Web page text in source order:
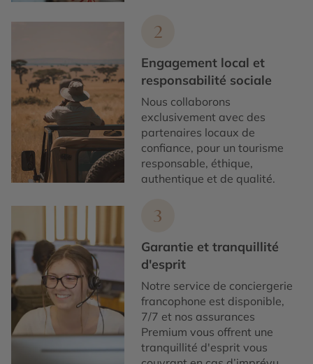
2
Engagement local et
responsabilité sociale
Nous collaborons
exclusivement avec des
partenaires locaux de
confiance, pour un tourisme
responsable, éthique,
authentique et de qualité.
3
Garantie et tranquillité
d'esprit
Notre service de conciergerie
francophone est disponible,
7/7 et nos assurances
Premium vous offrent une
tranquillité d'esprit vous